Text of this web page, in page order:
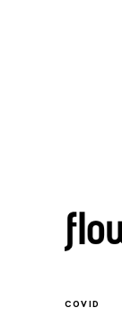
COVID